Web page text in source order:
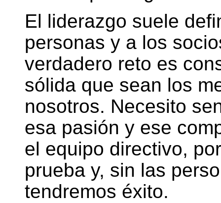
El liderazgo suele
personas y a los
verdadero reto es
sólida que sean los
nosotros. Necesito
esa pasión y ese
el equipo directivo,
prueba y, sin las
tendremos éxito.